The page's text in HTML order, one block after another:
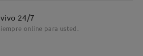
24/7
online para usted.